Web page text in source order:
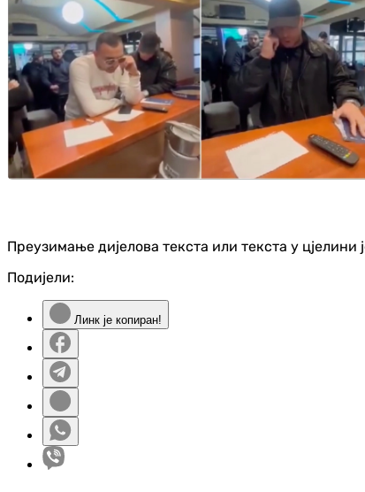
Преузимање дијелова текста или текста у
Подијели:
Линк је копиран!